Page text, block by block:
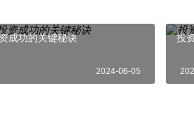
成功的关键秘诀
2024-06-05
投